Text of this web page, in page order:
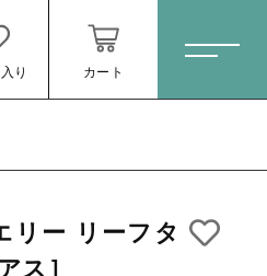
り カート
リー リーフタ
ス］
品